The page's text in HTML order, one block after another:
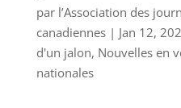
par l’Association des
canadiennes| Jan 12,
d'un jalon, Nouvelles en
nationales